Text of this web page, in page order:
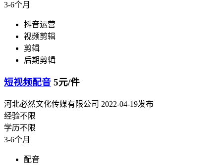
3-6个月
抖音运营
视频剪辑
剪辑
后期剪辑
短视频配音 5元/件
河北必然文化传媒有限公司 2022-04-19发布
经验不限
学历不限
3-6个月
配音